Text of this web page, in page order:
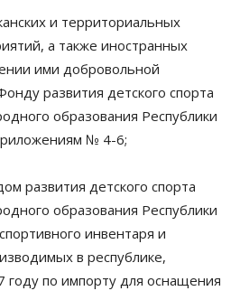
и территориальных
а также иностранных
ими добровольной
развития детского спорта
образования Республики
№ 4-6;
развития детского спорта
образования Республики
инвентаря и
в республике,
году по импорту для оснащения